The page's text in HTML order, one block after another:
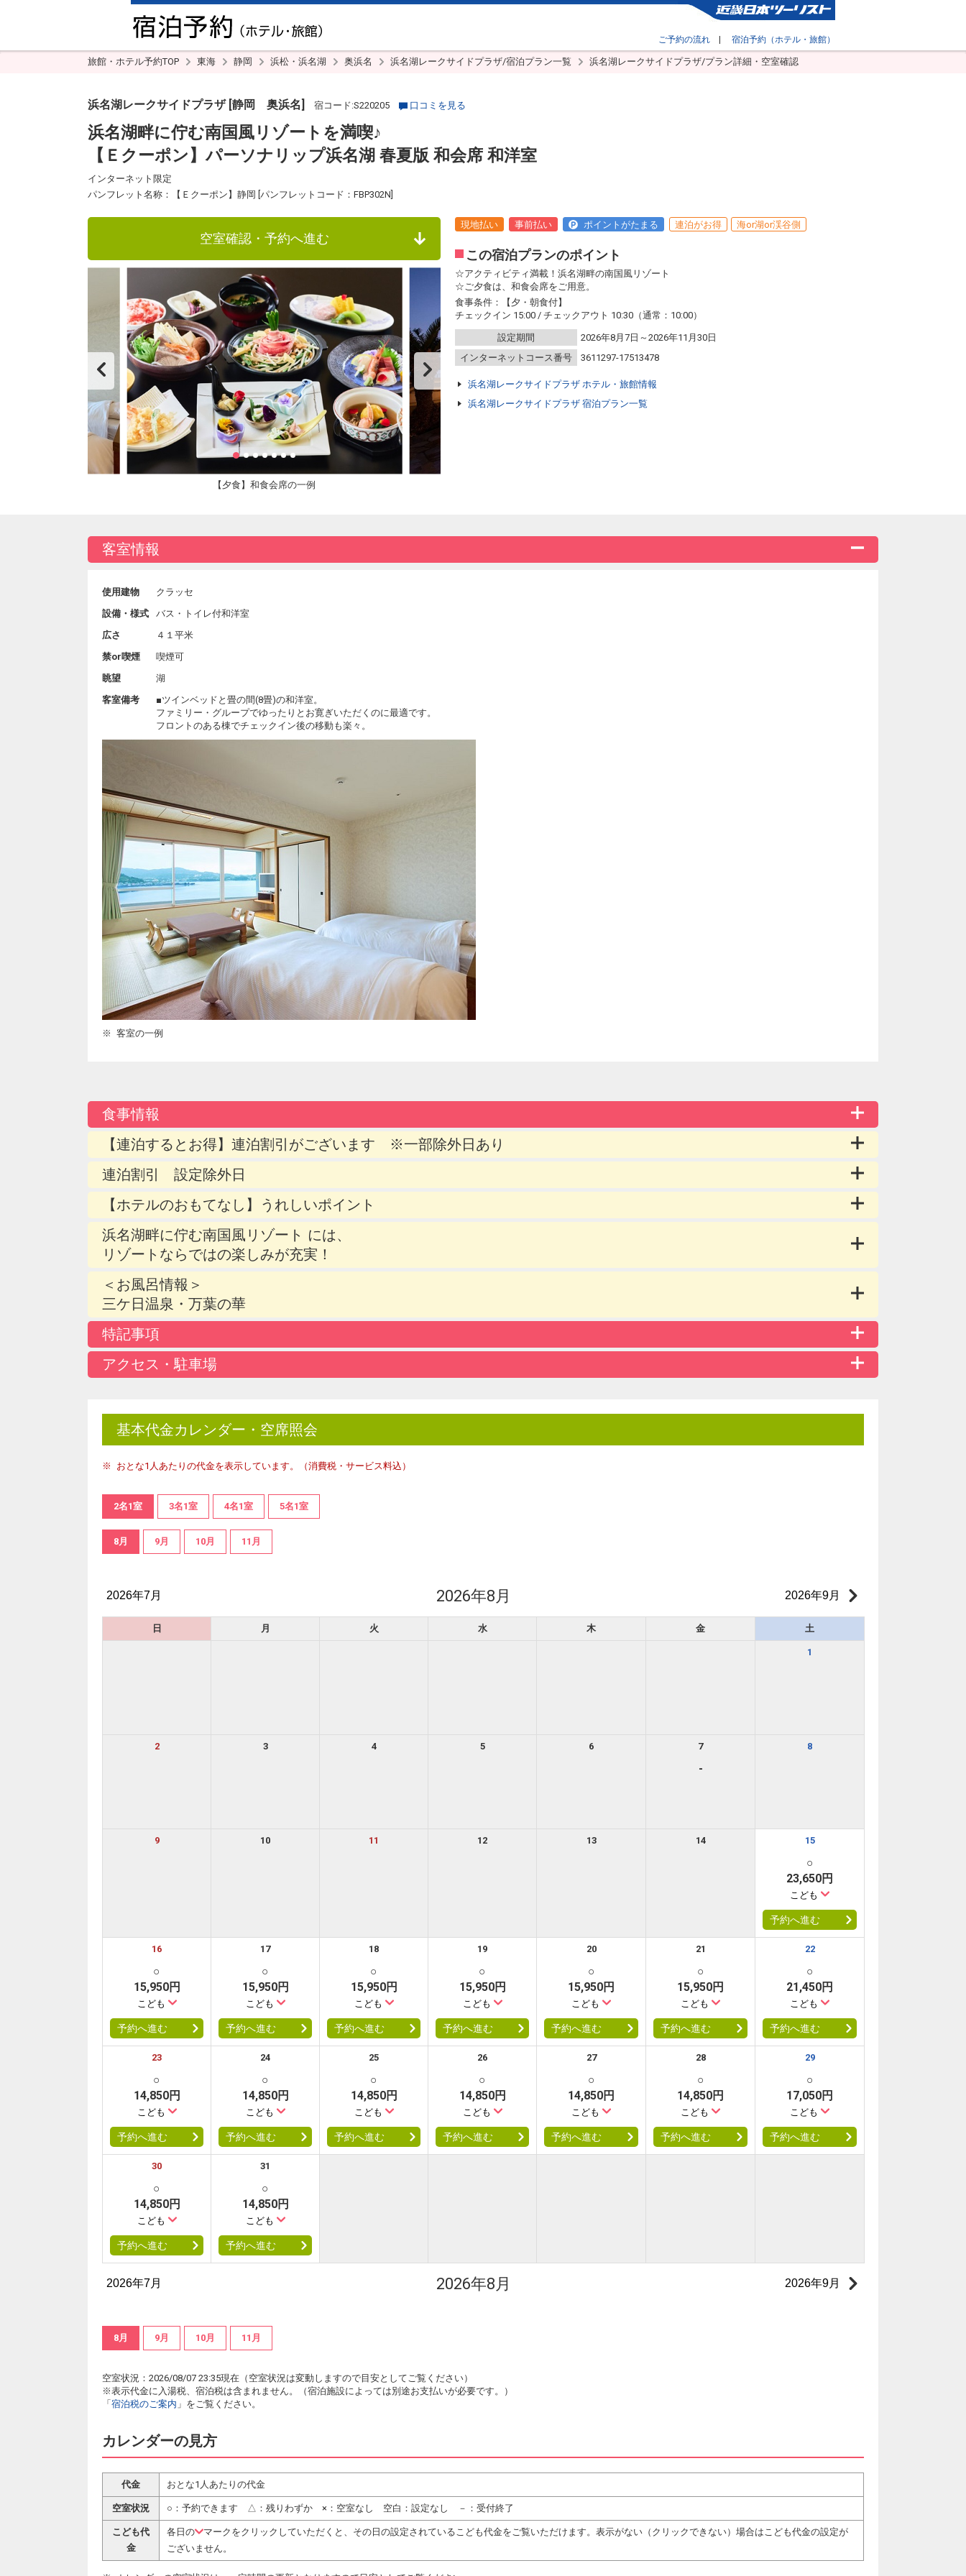
ご予約の流れ 宿泊予約（ホテル・旅館）
旅館・ホテル予約TOP 東海 静岡 浜松・浜名湖 奥浜名 浜名湖レークサイドプラザ/宿泊プラン一覧 浜名湖レークサイドプラザ/プラン詳細・空室確認
浜名湖レークサイドプラザ [静岡 奥浜名] 宿コード:S220205 口コミを見る
浜名湖畔に佇む南国風リゾートを満喫♪
【Ｅクーポン】パーソナリップ浜名湖 春夏版 和会席 和洋室
インターネット限定
パンフレット名称：【Ｅクーポン】静岡 [パンフレットコード：FBP302N]
空室確認・予約へ進む
【夕食】和食会席の一例
現地払い 事前払い ポイントがたまる 連泊がお得 海or湖or渓谷側
この宿泊プランのポイント
☆アクティビティ満載！浜名湖畔の南国風リゾート
☆ご夕食は、和食会席をご用意。
食事条件：【夕・朝食付】
チェックイン 15:00 / チェックアウト 10:30（通常：10:00）
設定期間
2026年8月7日～2026年11月30日
インターネットコース番号
3611297-17513478
浜名湖レークサイドプラザ ホテル・旅館情報
浜名湖レークサイドプラザ 宿泊プラン一覧
客室情報
使用建物
クラッセ
設備・様式
バス・トイレ付和洋室
広さ
４１平米
禁or喫煙
喫煙可
眺望
湖
客室備考
■ツインベッドと畳の間(8畳)の和洋室。
ファミリー・グループでゆったりとお寛ぎいただくのに最適です。
フロントのある棟でチェックイン後の移動も楽々。
客室の一例
食事情報
【連泊するとお得】連泊割引がございます ※一部除外日あり
連泊割引 設定除外日
【ホテルのおもてなし】うれしいポイント
浜名湖畔に佇む南国風リゾート には、
リゾートならではの楽しみが充実！
＜お風呂情報＞
三ケ日温泉・万葉の華
特記事項
アクセス・駐車場
基本代金カレンダー・空席照会
おとな1人あたりの代金を表示しています。（消費税・サービス料込）
2名1室 3名1室 4名1室 5名1室
8月 9月 10月 11月
2026年7月 2026年8月 2026年9月
日 月 火 水 木 金 土
1
2 3 4 5 6 7
-
8
9 10 11 12 13 14 15
○
23,650円
こども
予約へ進む
16
○
15,950円
こども
予約へ進む
17
○
15,950円
こども
予約へ進む
18
○
15,950円
こども
予約へ進む
19
○
15,950円
こども
予約へ進む
20
○
15,950円
こども
予約へ進む
21
○
15,950円
こども
予約へ進む
22
○
21,450円
こども
予約へ進む
23
○
14,850円
こども
予約へ進む
24
○
14,850円
こども
予約へ進む
25
○
14,850円
こども
予約へ進む
26
○
14,850円
こども
予約へ進む
27
○
14,850円
こども
予約へ進む
28
○
14,850円
こども
予約へ進む
29
○
17,050円
こども
予約へ進む
30
○
14,850円
こども
予約へ進む
31
○
14,850円
こども
予約へ進む
2026年7月 2026年8月 2026年9月
8月 9月 10月 11月
空室状況：2026/08/07 23:35現在（空室状況は変動しますので目安としてご覧ください）
※表示代金に入湯税、宿泊税は含まれません。（宿泊施設によっては別途お支払いが必要です。）
「 宿泊税のご案内 」をご覧ください。
カレンダーの見方
代金 おとな1人あたりの代金
空室状況 ○：予約できます △：残りわずか ×：空室なし 空白：設定なし －：受付終了
こども代
金
各日の
マークをクリックしていただくと、その日の設定されているこども代金をご覧いただけます。表示がない（クリックできない）場合はこども代金の設定が
ございません。